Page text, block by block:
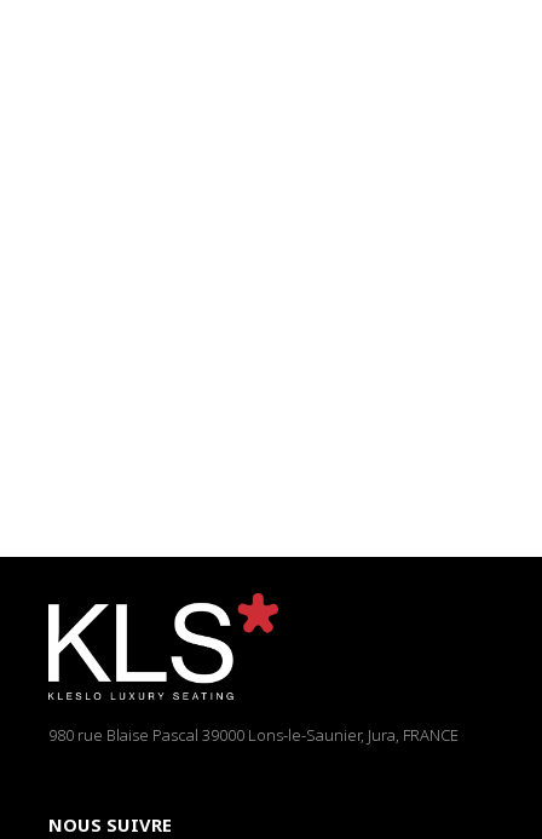
980 rue Blaise Pascal 39000 Lons-le-Saunier, Jura, FRANCE
NOUS SUIVRE